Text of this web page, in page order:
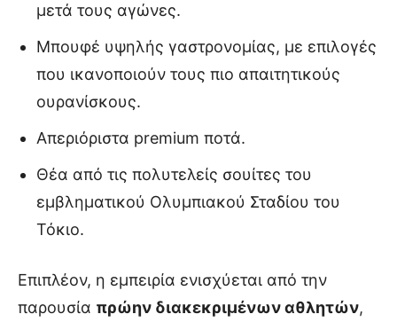
μετά τους αγώνες.
Μπουφέ υψηλής γαστρονομίας, με επιλογές
που ικανοποιούν τους πιο απαιτητικούς
ουρανίσκους.
Απεριόριστα premium ποτά.
Θέα από τις πολυτελείς σουίτες του
εμβληματικού Ολυμπιακού Σταδίου του
Τόκιο.
Επιπλέον, η εμπειρία ενισχύεται από την
παρουσία πρώην διακεκριμένων αθλητών,